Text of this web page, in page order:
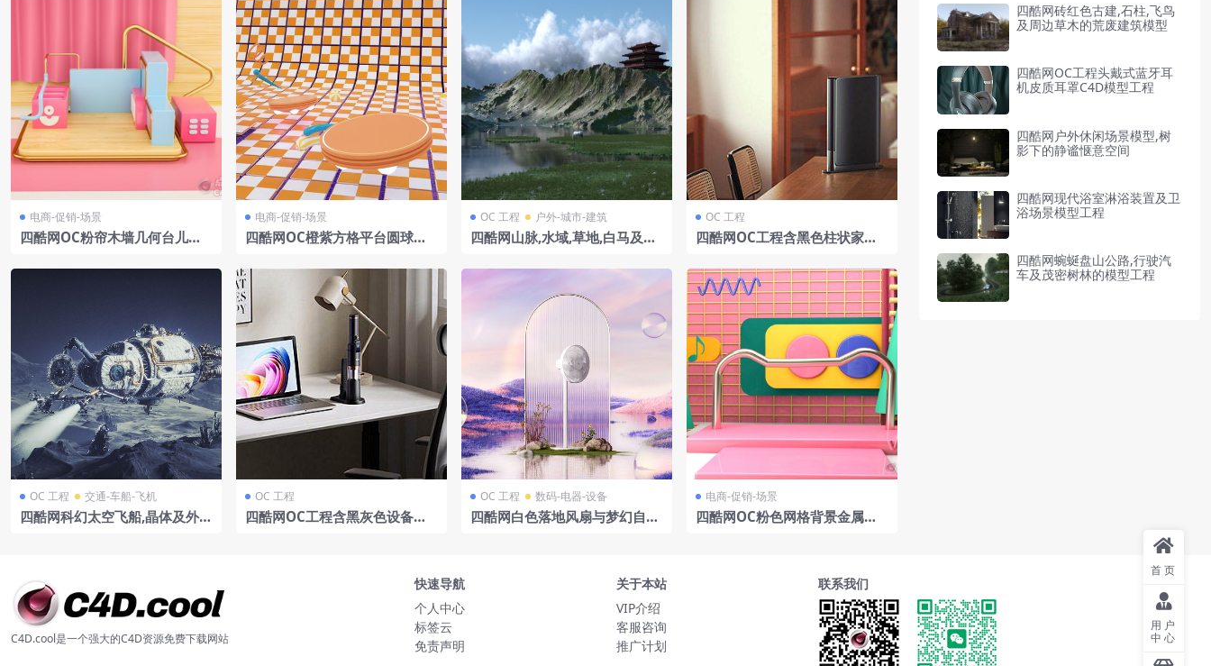
电商-促销-场景
四酷网OC粉帘木墙几何台儿童
电商-促销-场景
四酷网OC橙紫方格平台圆球电
OC 工程 户外-城市-建筑
四酷网山脉,水域,草地,白马及山
OC 工程
四酷网OC工程含黑色柱状家电
OC 工程 交通-车船-飞机
四酷网科幻太空飞船,晶体及外星
OC 工程
四酷网OC工程含黑灰色设备笔
OC 工程 数码-电器-设备
四酷网白色落地风扇与梦幻自然
电商-促销-场景
四酷网OC粉色网格背景金属栏
四酷网砖红色古建,石柱,飞鸟
及周边草木的荒废建筑模型
四酷网OC工程头戴式蓝牙耳
机皮质耳罩C4D模型工程
四酷网户外休闲场景模型,树
影下的静谧惬意空间
四酷网现代浴室淋浴装置及卫
浴场景模型工程
四酷网蜿蜒盘山公路,行驶汽
车及茂密树林的模型工程
C4D.cool是一个强大的C4D资源免费下载网站
快速导航
个人中心
标签云
免责声明
关于本站
VIP介绍
客服咨询
推广计划
联系我们
首页
用户
中心